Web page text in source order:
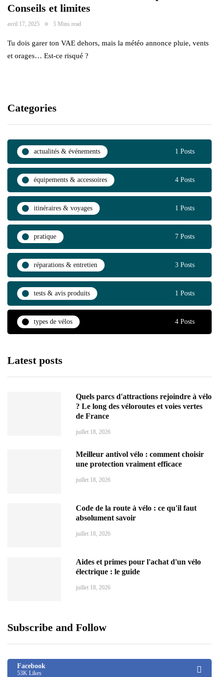
Conseils et limites
avril 17, 2025 5 Mins read
Tu dois garer ton VAE dehors, mais la météo annonce pluie, vents
et orages… Est-ce risqué ?
Categories
actualités & événements 1 Posts
équipements & accessoires 4 Posts
itinéraires & voyages 1 Posts
pratique 7 Posts
réparations & entretien 3 Posts
tests & avis produits 1 Posts
types de vélos 4 Posts
Latest posts
Quels parcs d'attractions rejoindre à vélo
? Le long des véloroutes et voies vertes
de France
juillet 18, 2026
Meilleur antivol vélo : comment choisir
une protection vraiment efficace
juillet 18, 2026
Code de la route à vélo : ce qu'il faut
absolument savoir
juillet 18, 2026
Aides et primes pour l'achat d'un vélo
électrique : le guide
juillet 18, 2026
Subscribe and Follow
Facebook
53K Likes